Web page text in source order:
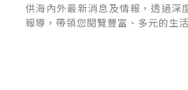
供海內外最新消息及情報，透過深
報導，帶領您閱覽豐富、多元的生活